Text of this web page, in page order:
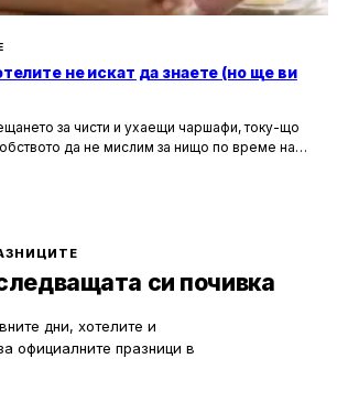
не искат да знаете (но ще ви
за чисти и ухаещи чаршафи, току-що
да не мислим за нищо по време на
си почивка
дни, хотелите и
официалните празници в